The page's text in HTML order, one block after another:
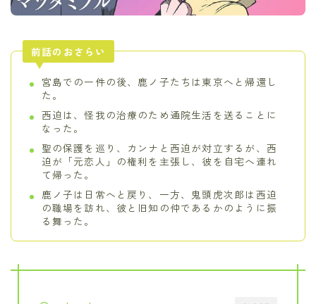
前話のおさらい
宮島での一件の後、鹿ノ子たちは東京へと帰還し
た。
西迫は、怪我の治療のため通院生活を送ることに
なった。
聖の保護を巡り、カンナと西迫が対立するが、西
迫が「元恋人」の権利を主張し、彼を自宅へ連れ
て帰った。
鹿ノ子は日常へと戻り、一方、鬼頭虎次郎は西迫
の職場を訪れ、彼と旧知の仲であるかのように振
る舞った。